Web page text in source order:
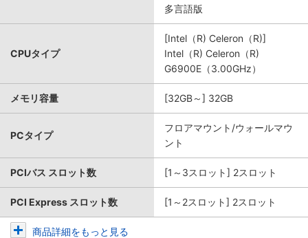
多言語版
CPUタイプ
[Intel（R) Celeron（R)]
Intel（R) Celeron（R)
G6900E（3.00GHz）
メモリ容量 [32GB～] 32GB
PCタイプ
フロアマウント/ウォールマウ
ント
PCIバス スロット数 [1～3スロット] 2スロット
PCI Express スロット数 [1～2スロット] 2スロット
商品詳細をもっと見る